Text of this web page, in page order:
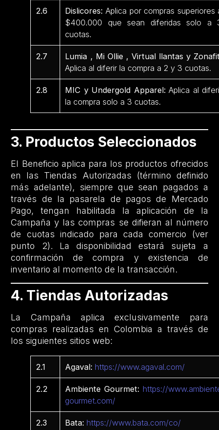
2.6 Dislicores: Aplica por compras superiores
$400.000 que sean diferidas solo a
cuotas.
2.7
Lumia , Mi Ollie , Virtual llantas y
Aplica al diferir la compra a 2 y 3 cuotas.
2.8 MIC y Undergold Apparel:Aplica al
la compra solo a 3 cuotas.
3. Productos Seleccionados
El Beneficio aplica para los productos ofrecidos
en las Tiendas Autorizadas (término definido
más adelante), siempre que sean pagados a
través de la pasarela de pagos de Mercado
Pago, tengan habilitada la aplicación de la
Campaña y las compras se difieran al número
de cuotas indicado para cada comercio (ver
punto 2). La disponibilidad estará sujeta a
confirmación de compra y existencia de
inventario al momento de la transacción.
4. Tiendas Autorizadas
La Campaña aplica exclusivamente para
compras realizadas en Colombia a través de
los siguientes sitios web:
2.1 Agaval:https://www.agaval.com/
2.2 Ambiente Gourmet: https://
gourmet.com/
2.3 Bata: https://www.bata.com/co/